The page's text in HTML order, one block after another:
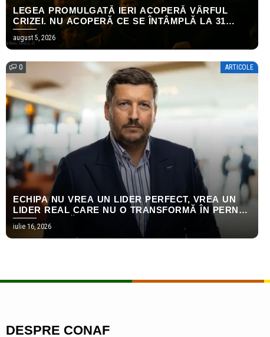
LEGEA PROMULGATĂ IERI ACOPERĂ VÂRFUL
CRIZEI. NU ACOPERĂ CE SE ÎNTÂMPLĂ LA 31
DECEMBRIE.
august 5, 2026
0 ARTICOLE
ECHIPA NU VREA UN LIDER PERFECT, VREA UN
LIDER REAL CARE NU O TRANSFORMĂ ÎN PERNĂ
EMOȚIONALĂ
iulie 16, 2026
DESPRE CONAF